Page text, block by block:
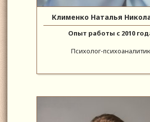
Клименко Наталья
Опыт работы с 2010
Психолог-психоаналитик